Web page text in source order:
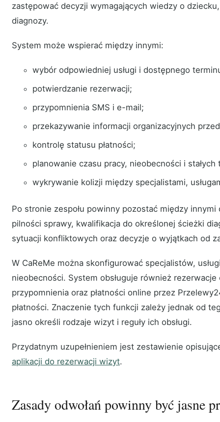
zastępować decyzji wymagających wiedzy o
diagnozy.
System może wspierać między innymi:
wybór odpowiedniej usługi i dostępnego
potwierdzanie rezerwacji;
przypomnienia SMS i e-mail;
przekazywanie informacji organizacyjnych
kontrolę statusu płatności;
planowanie czasu pracy, nieobecności i stałych
wykrywanie kolizji między specjalistami,
Po stronie zespołu powinny pozostać między
pilności sprawy, kwalifikacja do określonej ścieżki
sytuacji konfliktowych oraz decyzje o wyjątkach od
W CaReMe można skonfigurować specjalistów,
nieobecności. System obsługuje również
przypomnienia oraz płatności online przez
płatności. Znaczenie tych funkcji zależy jednak od
jasno określi rodzaje wizyt i reguły ich obsługi.
Przydatnym uzupełnieniem jest zestawienie
aplikacji do rezerwacji wizyt.
Zasady odwołań powinny być jasne